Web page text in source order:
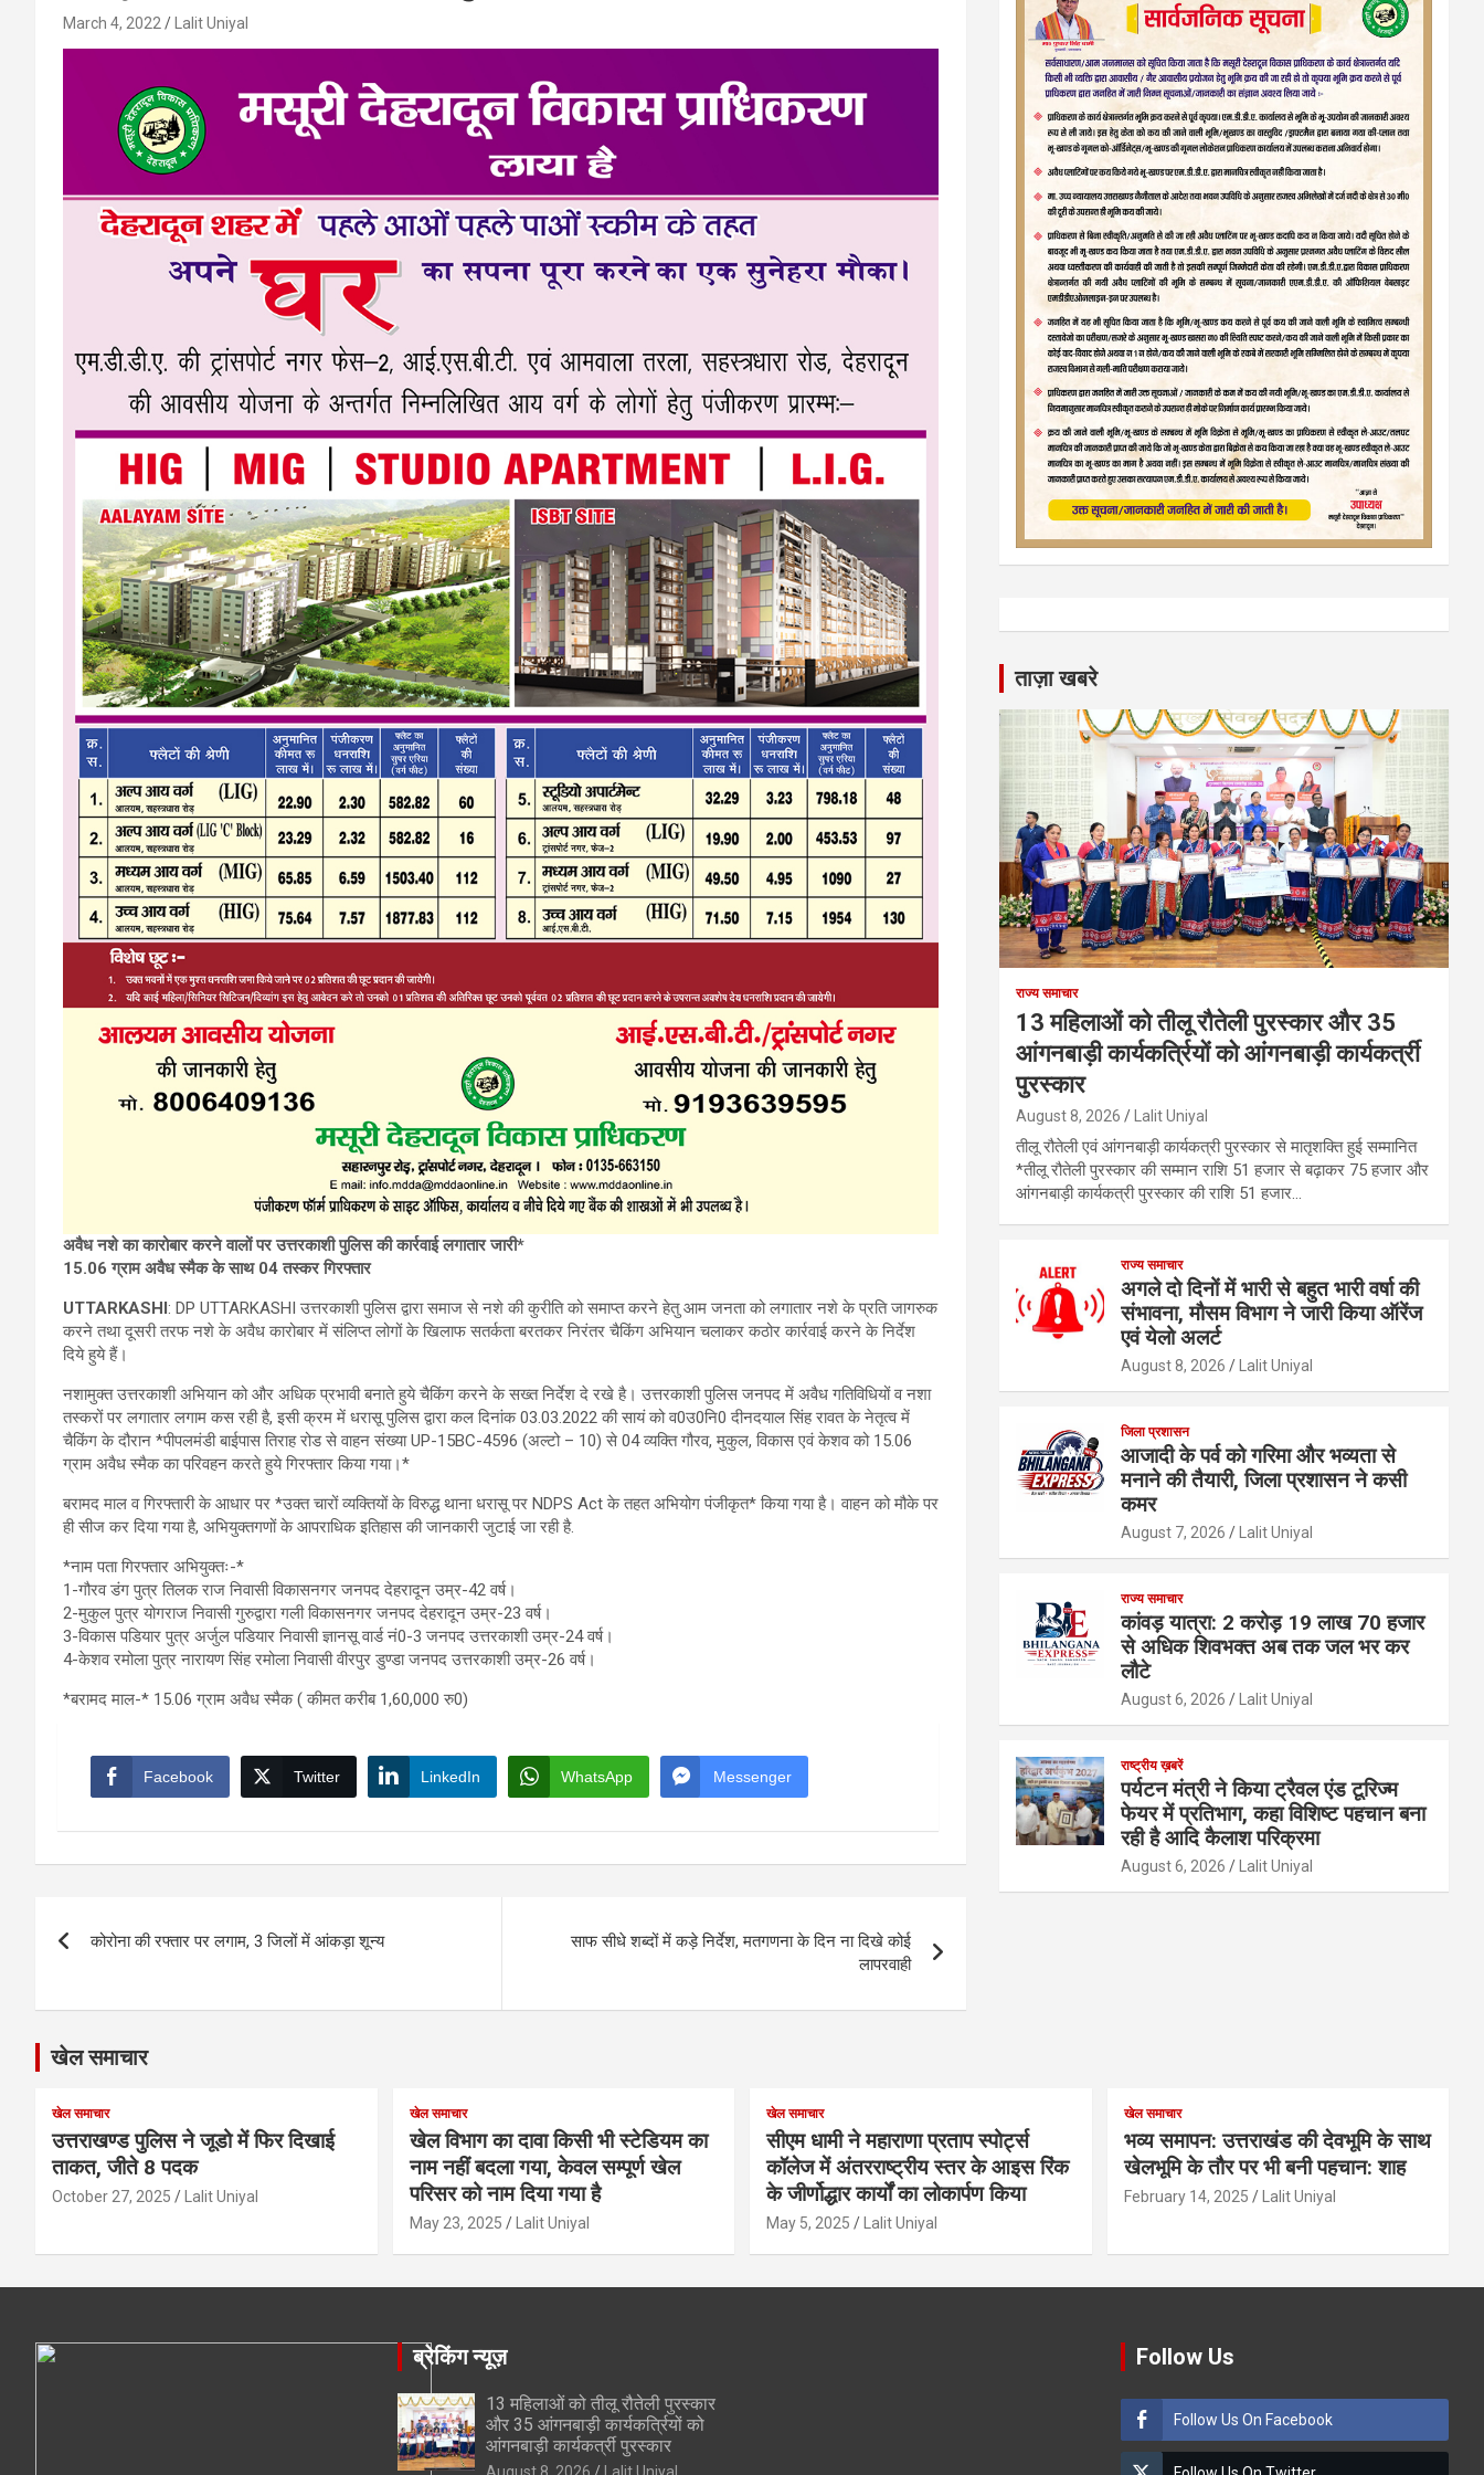
March 4, 2022 Lalit Uniyal
अवैध नशे का कारोबार करने वालों पर उत्तरकाशी पुलिस की कार्रवाई लगातार जारी*
15.06 ग्राम अवैध स्मैक के साथ 04 तस्कर गिरफ्तार
UTTARKASHI: DP UTTARKASHI उत्तरकाशी पुलिस द्वारा समाज से नशे की कुरीति को समाप्त करने हेतु आम जनता को लगातार नशे के प्रति जागरुक
करने तथा दूसरी तरफ नशे के अवैध कारोबार में संलिप्त लोगों के खिलाफ सतर्कता बरतकर निरंतर चैकिंग अभियान चलाकर कठोर कार्रवाई करने के निर्देश
दिये हुये हैं।
नशामुक्त उत्तरकाशी अभियान को और अधिक प्रभावी बनाते हुये चैकिंग करने के सख्त निर्देश दे रखे है। उत्तरकाशी पुलिस जनपद में अवैध गतिविधियों व नशा
तस्करों पर लगातार लगाम कस रही है, इसी क्रम में धरासू पुलिस द्वारा कल दिनांक 03.03.2022 की सायं को व0उ0नि0 दीनदयाल सिंह रावत के नेतृत्व में
चैकिंग के दौरान *पीपलमंडी बाईपास तिराह रोड से वाहन संख्या UP-15BC-4596 (अल्टो – 10) से 04 व्यक्ति गौरव, मुकुल, विकास एवं केशव को 15.06
ग्राम अवैध स्मैक का परिवहन करते हुये गिरफ्तार किया गया।*
बरामद माल व गिरफ्तारी के आधार पर *उक्त चारों व्यक्तियों के विरुद्ध थाना धरासू पर NDPS Act के तहत अभियोग पंजीकृत* किया गया है। वाहन को मौके पर
ही सीज कर दिया गया है, अभियुक्तगणों के आपराधिक इतिहास की जानकारी जुटाई जा रही है.
*नाम पता गिरफ्तार अभियुक्तः-*
1-गौरव डंग पुत्र तिलक राज निवासी विकासनगर जनपद देहरादून उम्र-42 वर्ष।
2-मुकुल पुत्र योगराज निवासी गुरुद्वारा गली विकासनगर जनपद देहरादून उम्र-23 वर्ष।
3-विकास पडियार पुत्र अर्जुल पडियार निवासी ज्ञानसू वार्ड नं0-3 जनपद उत्तरकाशी उम्र-24 वर्ष।
4-केशव रमोला पुत्र नारायण सिंह रमोला निवासी वीरपुर डुण्डा जनपद उत्तरकाशी उम्र-26 वर्ष।
*बरामद माल-* 15.06 ग्राम अवैध स्मैक ( कीमत करीब 1,60,000 रु0)
Facebook Twitter LinkedIn WhatsApp Messenger
navigation
कोरोना की रफ्तार पर लगाम, 3 जिलों में आंकड़ा शून्य
साफ सीधे शब्दों में कड़े निर्देश, मतगणना के दिन ना दिखे कोई
लापरवाही
ताज़ा खबरे
राज्य समाचार
13 महिलाओं को तीलू रौतेली पुरस्कार और 35
आंगनबाड़ी कार्यकर्त्रियों को आंगनबाड़ी कार्यकर्त्री
पुरस्कार
August 8, 2026 Lalit Uniyal
तीलू रौतेली एवं आंगनबाड़ी कार्यकत्री पुरस्कार से मातृशक्ति हुई सम्मानित
*तीलू रौतेली पुरस्कार की सम्मान राशि 51 हजार से बढ़ाकर 75 हजार और
आंगनबाड़ी कार्यकत्री पुरस्कार की राशि 51 हजार…
राज्य समाचार
अगले दो दिनों में भारी से बहुत भारी वर्षा की
संभावना, मौसम विभाग ने जारी किया ऑरेंज
एवं येलो अलर्ट
August 8, 2026 Lalit Uniyal
जिला प्रशासन
आजादी के पर्व को गरिमा और भव्यता से
मनाने की तैयारी, जिला प्रशासन ने कसी
कमर
August 7, 2026 Lalit Uniyal
राज्य समाचार
कांवड़ यात्रा: 2 करोड़ 19 लाख 70 हजार
से अधिक शिवभक्त अब तक जल भर कर
लौटे
August 6, 2026 Lalit Uniyal
राष्ट्रीय ख़बरें
पर्यटन मंत्री ने किया ट्रैवल एंड टूरिज्म
फेयर में प्रतिभाग, कहा विशिष्ट पहचान बना
रही है आदि कैलाश परिक्रमा
August 6, 2026 Lalit Uniyal
खेल समाचार
खेल समाचार
उत्तराखण्ड पुलिस ने जूडो में फिर दिखाई
ताकत, जीते 8 पदक
October 27, 2025 Lalit Uniyal
खेल समाचार
खेल विभाग का दावा किसी भी स्टेडियम का
नाम नहीं बदला गया, केवल सम्पूर्ण खेल
परिसर को नाम दिया गया है
May 23, 2025 Lalit Uniyal
खेल समाचार
सीएम धामी ने महाराणा प्रताप स्पोर्ट्स
कॉलेज में अंतरराष्ट्रीय स्तर के आइस रिंक
के जीर्णोद्धार कार्यों का लोकार्पण किया
May 5, 2025 Lalit Uniyal
खेल समाचार
भव्य समापन: उत्तराखंड की देवभूमि के साथ
खेलभूमि के तौर पर भी बनी पहचान: शाह
February 14, 2025 Lalit Uniyal
ब्रेकिंग न्यूज़
13 महिलाओं को तीलू रौतेली पुरस्कार
और 35 आंगनबाड़ी कार्यकर्त्रियों को
आंगनबाड़ी कार्यकर्त्री पुरस्कार
Follow Us
Follow Us On Facebook